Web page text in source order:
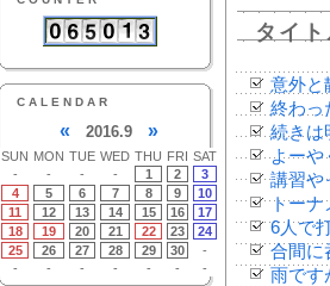
CALENDAR
« 2016.9 »
SUN MON TUE WED THU FRI SAT
-
- - - 1 2
3
4
5 6 7 8 9
10
11
12 13 14 15 16
17
18
19 20 21 22 23
24
25
26 27 28 29 30
-
-
- - - - - -
タイ
意外と
終わっ
続きは
よーや
講習や
トー
6人で
合間に
雨です